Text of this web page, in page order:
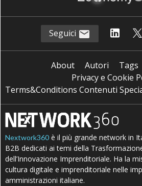
Seguici
About Autori Tags
Privacy e Cookie
Terms&Conditions Contenuti
Nextwork360 è il più grande network in
B2B dedicati ai temi della
dell’Innovazione Imprenditoriale. Ha la
cultura digitale e imprenditoriale nelle
amministrazioni italiane.